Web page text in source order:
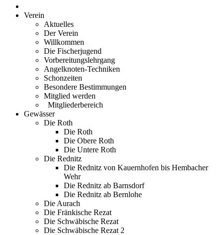
Verein
Aktuelles
Der Verein
Willkommen
Die Fischerjugend
Vorbereitungslehrgang
Angelknoten-Techniken
Schonzeiten
Besondere Bestimmungen
Mitglied werden
Mitgliederbereich
Gewässer
Die Roth
Die Roth
Die Obere Roth
Die Untere Roth
Die Rednitz
Die Rednitz von Kauernhofen bis Hembacher
Wehr
Die Rednitz ab Barnsdorf
Die Rednitz ab Bernlohe
Die Aurach
Die Fränkische Rezat
Die Schwäbische Rezat
Die Schwäbische Rezat 2